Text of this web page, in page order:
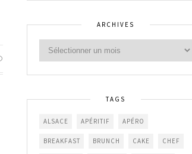
ARCHIVES
TAGS
ALSACE APÉRITIF APÉRO
BREAKFAST BRUNCH CAKE CHEF